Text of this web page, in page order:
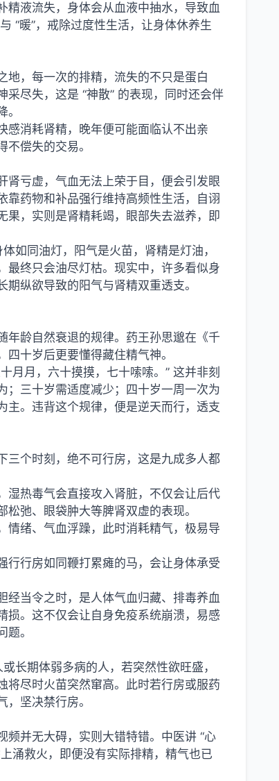
精液流失，身体会从血液中抽水，导致血
“暖”，戒除过度性生活，让身体休养生
地，每一次的排精，流失的不只是蛋白
尽失，这是 “神散” 的表现，同时还会伴
感消耗肾精，晚年便可能面临认不出亲
偿失的交易。
肾亏虚，气血无法上荣于目，便会引发眼
靠药物和补品强行维持高频性生活，自诩
果，实则是肾精耗竭，眼部失去滋养，即
如同油灯，阳气是火苗，肾精是灯油，
最终只会油尽灯枯。现实中，许多看似身
纵欲导致的阳气与肾精双重透支。
年龄自然衰退的规律。药王孙思邈在《千
十岁后更要懂得藏住精气神。
月月，六十摸摸，七十嗦嗦。” 这并非刻
；三十岁需适度减少；四十岁一周一次为
主。违背这个规律，便是逆天而行，透支
三个时刻，绝不可行房，这是九成多人都
湿热毒气会直接攻入肾脏，不仅会让后代
弛、眼袋肿大等脾肾双虚的表现。
情绪、气血浮躁，此时消耗精气，极易导
行行房如同鞭打累瘫的马，会让身体承受
经当令之时，是人体气血归藏、排毒养血
损。这不仅会让自身免疫系统崩溃，易感
。
长期体弱多病的人，若突然性欲旺盛，
将尽时火苗突然窜高。此时若行房或服药
坚决禁行房。
并无大碍，实则大错特错。中医讲 “心
涌救火，即便没有实际排精，精气也已